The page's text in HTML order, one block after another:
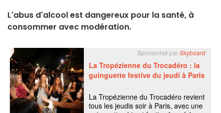
L'abus d'alcool est dangereux pour la santé, à
consommer avec modération.